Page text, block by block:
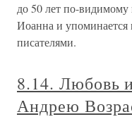
до 50 лет по-видимому
Иоанна и
писателями.
8.14. Любовь
Андрею